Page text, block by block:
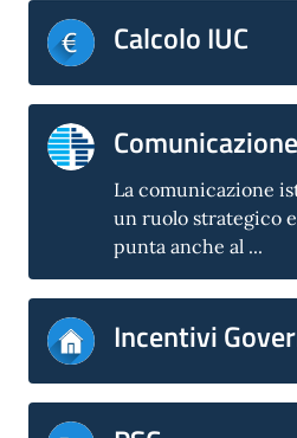
Calcolo IUC
La comunicazione
un ruolo strategico
punta anche al ...
Incentivi